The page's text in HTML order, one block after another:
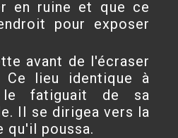
en ruine et que ce
pour exposer
avant de l'écraser
Ce lieu identique à
le fatiguait de sa
Il se dirigea vers la
qu'il poussa.